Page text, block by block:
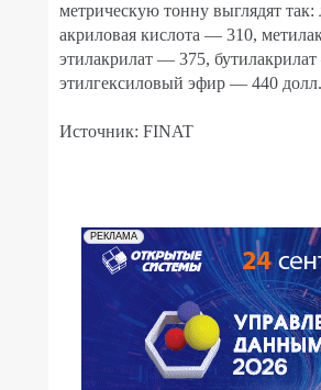
метрическую тонну выглядят так:
акриловая кислота — 310,
этилакрилат — 375,
этилгексиловый эфир — 440 долл.
Источник: FINAT
РЕКЛАМА